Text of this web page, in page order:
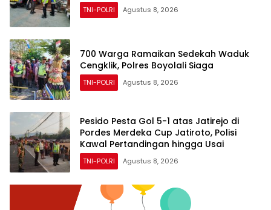
TNI-POLRI Agustus 8, 2026
700 Warga Ramaikan Sedekah Waduk
Cengklik, Polres Boyolali Siaga
TNI-POLRI Agustus 8, 2026
Pesido Pesta Gol 5-1 atas Jatirejo di
Pordes Merdeka Cup Jatiroto, Polisi
Kawal Pertandingan hingga Usai
TNI-POLRI Agustus 8, 2026